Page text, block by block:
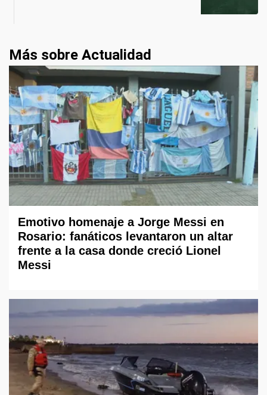
Más sobre Actualidad
Emotivo homenaje a Jorge Messi en
Rosario: fanáticos levantaron un altar
frente a la casa donde creció Lionel
Messi